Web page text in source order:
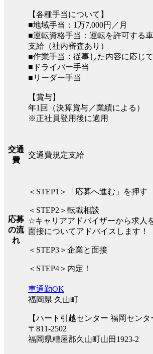
【各種手当について】
■地域手当：1万7,000円／月
■運転資格手当：運転を許可する
支給（社内審査あり）
■作業手当：従事した内容に応じ
■ドライバー手当
■リーダー手当
【賞与】
年1回（決算賞与／業績による）
※正社員登用後に適用
交通
費
交通費規定支給
応募
の流
れ
＜STEP1＞「応募へ進む」を押す
＜STEP2＞転職相談
☆キャリアアドバイザーから求人
面接についてアドバイスします！
＜STEP3＞企業と面接
＜STEP4＞内定！
車通勤OK
福岡県 久山町
【ハート引越センター 福岡センタ
〒811-2502
福岡県糟屋郡久山町山田1923-2